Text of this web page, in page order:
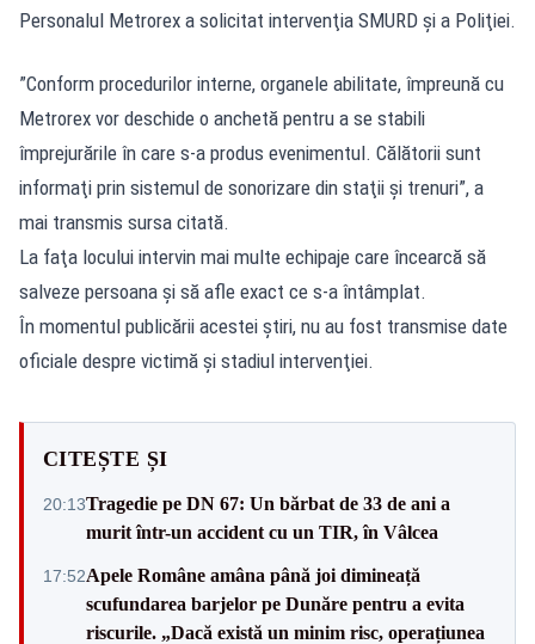
Personalul Metrorex a solicitat intervenţia SMURD şi a Poliţiei.
”Conform procedurilor interne, organele abilitate, împreună cu
Metrorex vor deschide o anchetă pentru a se stabili
împrejurările în care s-a produs evenimentul. Călătorii sunt
informaţi prin sistemul de sonorizare din staţii şi trenuri”, a
mai transmis sursa citată.
La faţa locului intervin mai multe echipaje care încearcă să
salveze persoana şi să afle exact ce s-a întâmplat.
În momentul publicării acestei știri, nu au fost transmise date
oficiale despre victimă şi stadiul intervenţiei.
CITEȘTE ȘI
20:13Tragedie pe DN 67: Un bărbat de 33 de ani a
murit într-un accident cu un TIR, în Vâlcea
17:52Apele Române amâna până joi dimineață
scufundarea barjelor pe Dunăre pentru a evita
riscurile. „Dacă există un minim risc, operațiunea